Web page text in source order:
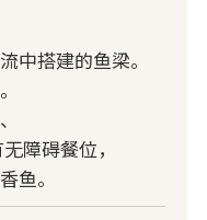
中搭建的鱼梁。
障碍餐位，
鱼。